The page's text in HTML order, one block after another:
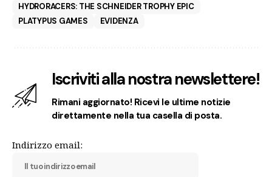
HYDRORACERS: THE SCHNEIDER TROPHY EPIC
PLATYPUS GAMES
EVIDENZA
Iscriviti alla nostra newslettere!
Rimani aggiornato! Ricevi le ultime notizie
direttamente nella tua casella di posta.
Indirizzo email: